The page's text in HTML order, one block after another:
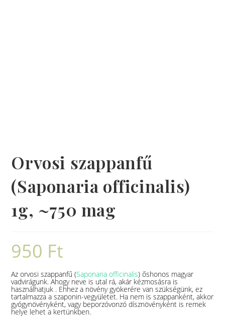
Orvosi szappanfű
(Saponaria officinalis)
1g, ~750 mag
950 Ft
Az orvosi szappanfű (Saponaria officinalis) őshonos magyar
vadvirágunk. Ahogy neve is utal rá, akár kézmosásra is
használhatjuk . Ehhez a növény gyökerére van szükségünk, ez
tartalmazza a szaponin-vegyületet. Ha nem is szappanként, akkor
gyógynövényként, vagy beporzóvonzó dísznövényként is remek
helye lehet a kertünkben.